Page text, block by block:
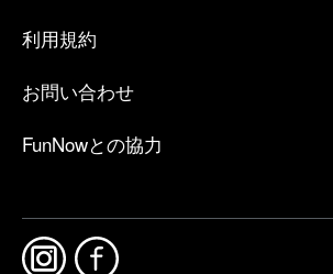
利用規約
お問い合わせ
FunNowとの協力